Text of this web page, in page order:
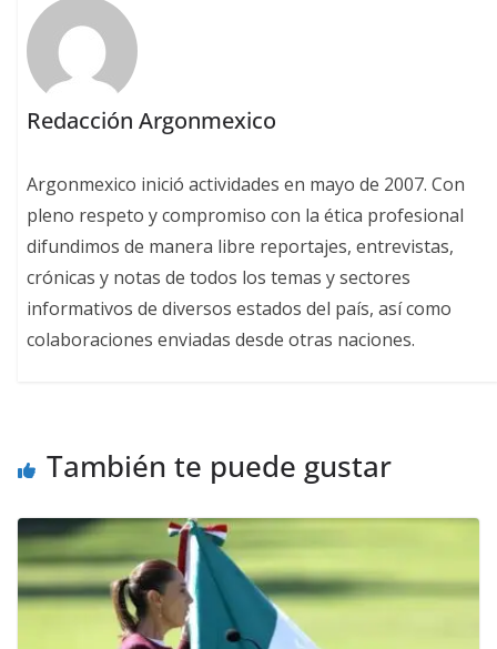
Redacción Argonmexico
Argonmexico inició actividades en mayo de 2007. Con
pleno respeto y compromiso con la ética profesional
difundimos de manera libre reportajes, entrevistas,
crónicas y notas de todos los temas y sectores
informativos de diversos estados del país, así como
colaboraciones enviadas desde otras naciones.
También te puede gustar